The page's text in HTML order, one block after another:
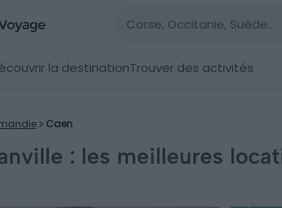
la destinationTrouver des activités
Caen
: les meilleures